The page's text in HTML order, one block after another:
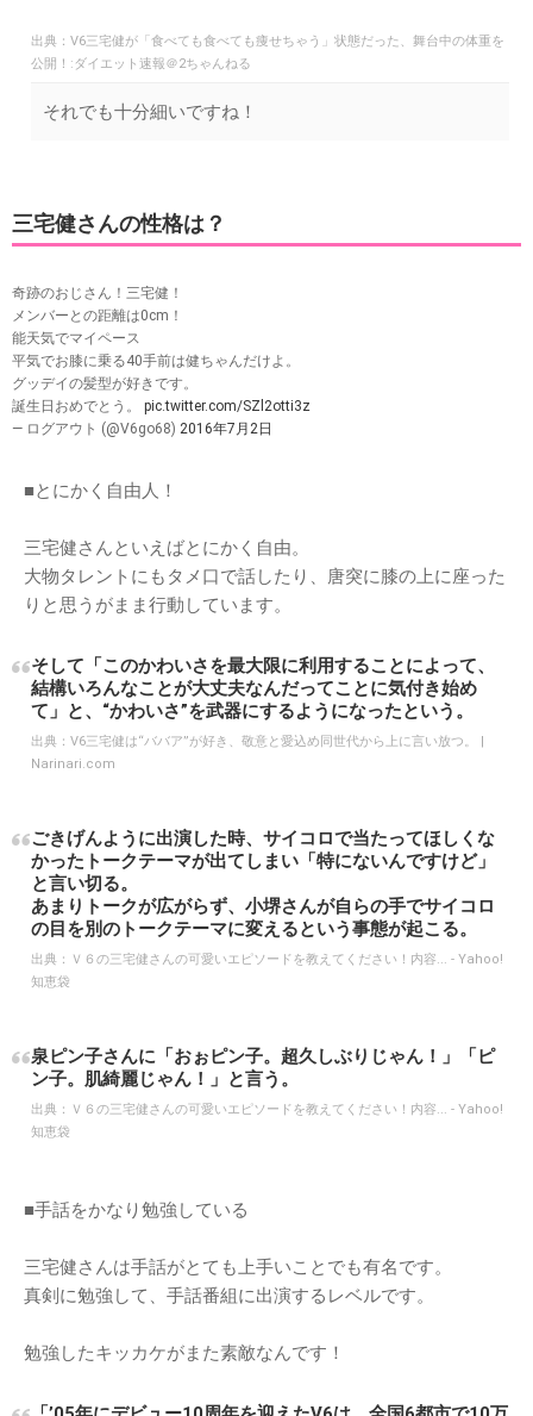
出典： V6三宅健が「食べても食べても痩せちゃう」状態だった、舞台中の体重を
公開！:ダイエット速報＠2ちゃんねる
それでも十分細いですね！
三宅健さんの性格は？
奇跡のおじさん！三宅健！
メンバーとの距離は0cm！
能天気でマイペース
平気でお膝に乗る40手前は健ちゃんだけよ。
グッデイの髪型が好きです。
誕生日おめでとう。 pic.twitter.com/SZl2otti3z
— ログアウト (@V6go68) 2016年7月2日
■とにかく自由人！
三宅健さんといえばとにかく自由。
大物タレントにもタメ口で話したり、唐突に膝の上に座った
りと思うがまま行動しています。
そして「このかわいさを最大限に利用することによって、
結構いろんなことが大丈夫なんだってことに気付き始め
て」と、“かわいさ”を武器にするようになったという。
出典： V6三宅健は“ババア”が好き、敬意と愛込め同世代から上に言い放つ。 |
Narinari.com
ごきげんように出演した時、サイコロで当たってほしくな
かったトークテーマが出てしまい「特にないんですけど」
と言い切る。
あまりトークが広がらず、小堺さんが自らの手でサイコロ
の目を別のトークテーマに変えるという事態が起こる。
出典：
Ｖ６の三宅健さんの可愛いエピソードを教えてください！内容... - Yahoo!
知恵袋
泉ピン子さんに「おぉピン子。超久しぶりじゃん！」「ピ
ン子。肌綺麗じゃん！」と言う。
出典：
Ｖ６の三宅健さんの可愛いエピソードを教えてください！内容... - Yahoo!
知恵袋
■手話をかなり勉強している
三宅健さんは手話がとても上手いことでも有名です。
真剣に勉強して、手話番組に出演するレベルです。
勉強したキッカケがまた素敵なんです！